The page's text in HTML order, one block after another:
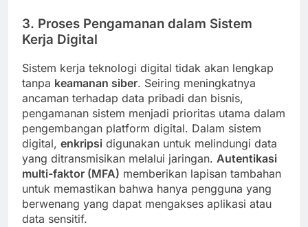
3. Proses Pengamanan dalam Sistem
Kerja Digital
Sistem kerja teknologi digital tidak akan lengkap
tanpa keamanan siber. Seiring meningkatnya
ancaman terhadap data pribadi dan bisnis,
pengamanan sistem menjadi prioritas utama dalam
pengembangan platform digital. Dalam sistem
digital, enkripsi digunakan untuk melindungi data
yang ditransmisikan melalui jaringan. Autentikasi
multi-faktor (MFA) memberikan lapisan tambahan
untuk memastikan bahwa hanya pengguna yang
berwenang yang dapat mengakses aplikasi atau
data sensitif.